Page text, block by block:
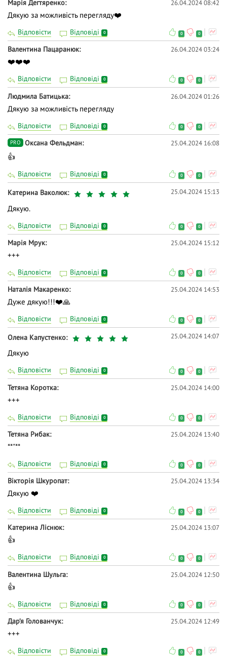
Марія Дегтяренко 26.04.2024 08:42
Дякую за можливість перегляду❤️
Відповісти Відповіді 0 0 0
Валентина Пацаранюк 26.04.2024 03:24
❤️❤️❤️
Відповісти Відповіді 0 0 0
Людмила Батицька 26.04.2024 01:26
Дякую за можливість перегляду
Відповісти Відповіді 0 0 0
PRO Оксана Фельдман 25.04.2024 16:08
👍
Відповісти Відповіді 0 0 0
Катерина Ваколюк 25.04.2024 15:13
Дякую.
Відповісти Відповіді 0 0 0
Марія Мрук 25.04.2024 15:12
+++
Відповісти Відповіді 0 0 0
Наталія Макаренко 25.04.2024 14:53
Дуже дякую!!!❤️🙏
Відповісти Відповіді 0 0 0
Олена Капустенко 25.04.2024 14:07
Дякую
Відповісти Відповіді 0 0 0
Тетяна Коротка 25.04.2024 14:00
+++
Відповісти Відповіді 0 0 0
Тетяна Рибак 25.04.2024 13:40
**"**
Відповісти Відповіді 0 0 0
Вікторія Шкуропат 25.04.2024 13:34
Дякую ❤️
Відповісти Відповіді 0 0 0
Катерина Ліснюк 25.04.2024 13:07
👍
Відповісти Відповіді 0 0 0
Валентина Шульга 25.04.2024 12:50
👍
Відповісти Відповіді 0 0 0
Дар‘я Голованчук 25.04.2024 12:49
+++
Відповісти Відповіді 0 0 0